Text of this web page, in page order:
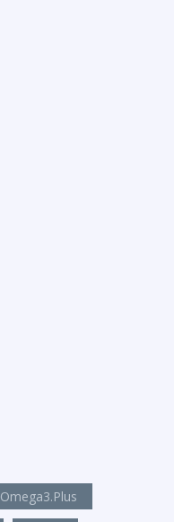
Omega3.Plus